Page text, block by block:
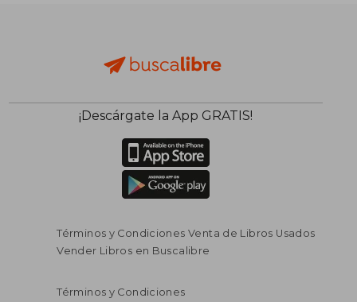
¡Descárgate la App GRATIS!
Términos y Condiciones Venta de Libros Usados
Vender Libros en Buscalibre
Términos y Condiciones